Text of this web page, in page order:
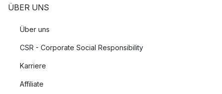
ÜBER UNS
Über uns
CSR - Corporate Social Responsibility
Karriere
Affiliate